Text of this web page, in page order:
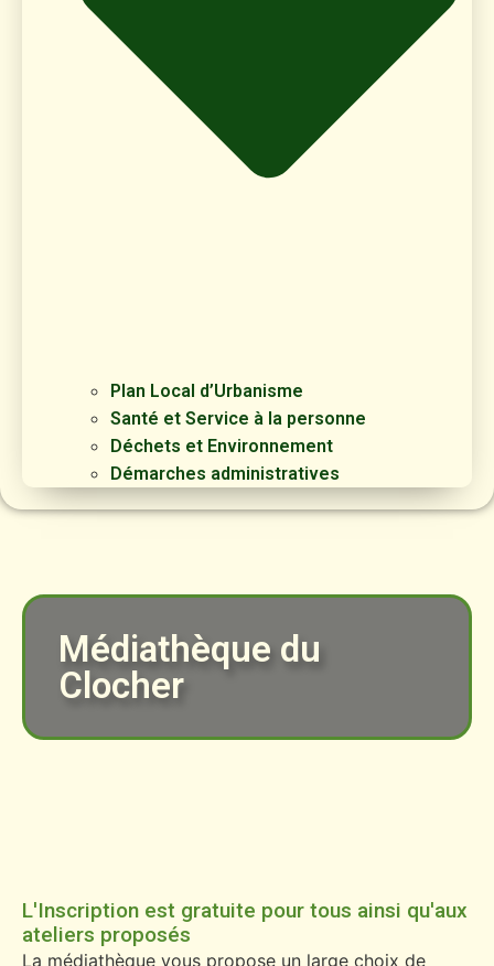
Plan Local d’Urbanisme
Santé et Service à la personne
Déchets et Environnement
Démarches administratives
Médiathèque du
Clocher
L'Inscription est gratuite pour tous ainsi qu'aux
ateliers proposés
La médiathèque vous propose un large choix de